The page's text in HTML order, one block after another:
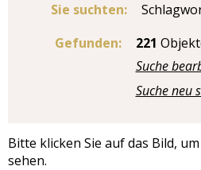
Sie suchten:
Gefunden:
221
Suche
Suche neu
Bitte klicken Sie auf das Bild,
sehen.